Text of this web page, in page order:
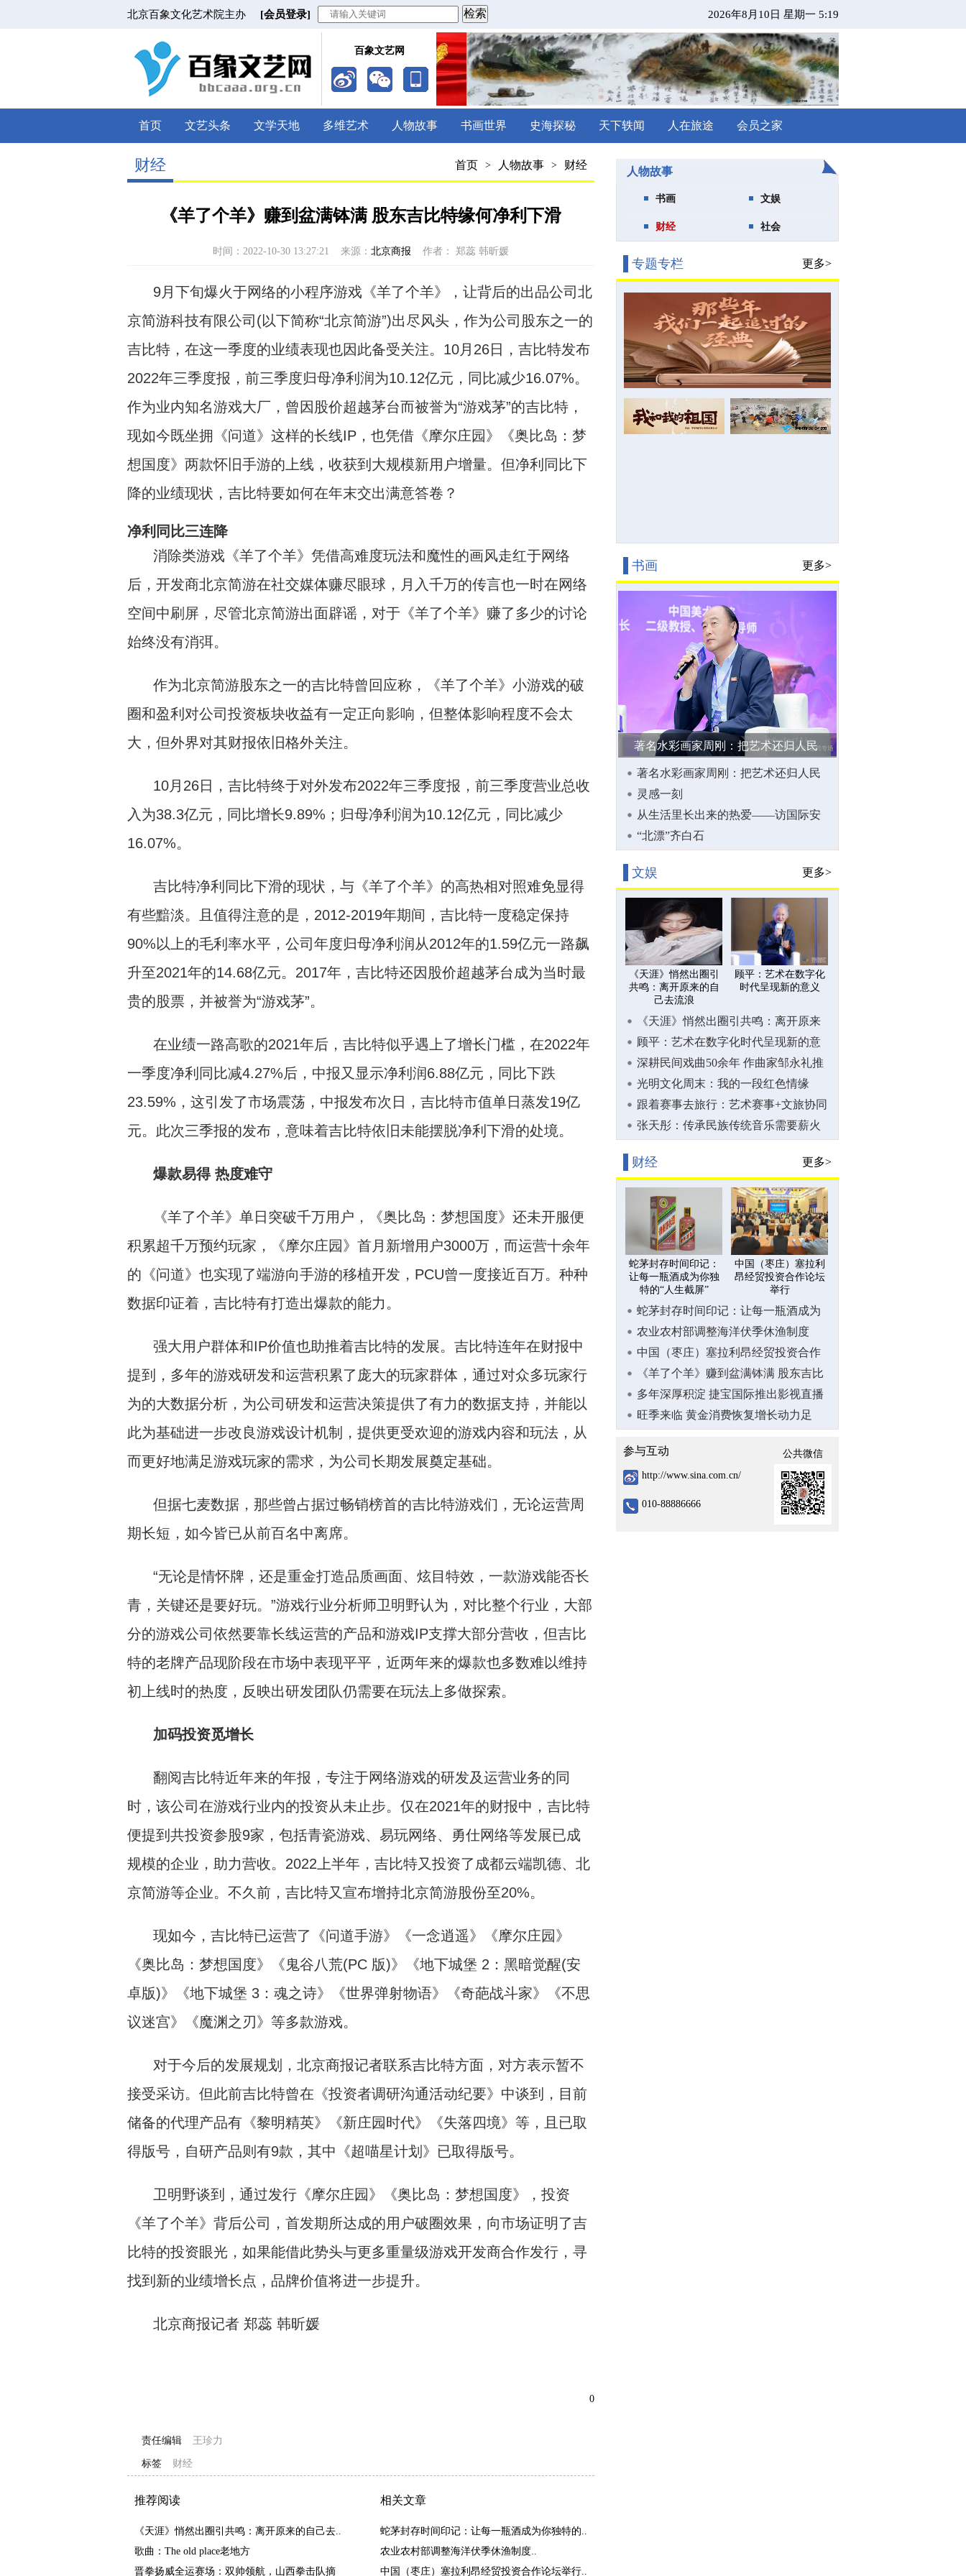
北京百象文化艺术院主办 [会员登录] 2026年8月10日 星期一 5:19
百象文艺网
首页 文艺头条 文学天地 多维艺术 人物故事 书画世界 史海探秘 天下轶闻 人在旅途 会员之家
财经 首页 > 人物故事 > 财经
《羊了个羊》赚到盆满钵满 股东吉比特缘何净利下滑
时间：2022-10-30 13:27:21 来源： 北京商报 作者： 郑蕊 韩昕媛
9月下旬爆火于网络的小程序游戏《羊了个羊》，让背后的出品公司北
京简游科技有限公司(以下简称“北京简游”)出尽风头，作为公司股东之一的
吉比特，在这一季度的业绩表现也因此备受关注。10月26日，吉比特发布
2022年三季度报，前三季度归母净利润为10.12亿元，同比减少16.07%。
作为业内知名游戏大厂，曾因股价超越茅台而被誉为“游戏茅”的吉比特，
现如今既坐拥《问道》这样的长线IP，也凭借《摩尔庄园》《奥比岛：梦
想国度》两款怀旧手游的上线，收获到大规模新用户增量。但净利同比下
降的业绩现状，吉比特要如何在年末交出满意答卷？
净利同比三连降
消除类游戏《羊了个羊》凭借高难度玩法和魔性的画风走红于网络
后，开发商北京简游在社交媒体赚尽眼球，月入千万的传言也一时在网络
空间中刷屏，尽管北京简游出面辟谣，对于《羊了个羊》赚了多少的讨论
始终没有消弭。
作为北京简游股东之一的吉比特曾回应称，《羊了个羊》小游戏的破
圈和盈利对公司投资板块收益有一定正向影响，但整体影响程度不会太
大，但外界对其财报依旧格外关注。
10月26日，吉比特终于对外发布2022年三季度报，前三季度营业总收
入为38.3亿元，同比增长9.89%；归母净利润为10.12亿元，同比减少
16.07%。
吉比特净利同比下滑的现状，与《羊了个羊》的高热相对照难免显得
有些黯淡。且值得注意的是，2012-2019年期间，吉比特一度稳定保持
90%以上的毛利率水平，公司年度归母净利润从2012年的1.59亿元一路飙
升至2021年的14.68亿元。2017年，吉比特还因股价超越茅台成为当时最
贵的股票，并被誉为“游戏茅”。
在业绩一路高歌的2021年后，吉比特似乎遇上了增长门槛，在2022年
一季度净利同比减4.27%后，中报又显示净利润6.88亿元，同比下跌
23.59%，这引发了市场震荡，中报发布次日，吉比特市值单日蒸发19亿
元。此次三季报的发布，意味着吉比特依旧未能摆脱净利下滑的处境。
爆款易得 热度难守
《羊了个羊》单日突破千万用户，《奥比岛：梦想国度》还未开服便
积累超千万预约玩家，《摩尔庄园》首月新增用户3000万，而运营十余年
的《问道》也实现了端游向手游的移植开发，PCU曾一度接近百万。种种
数据印证着，吉比特有打造出爆款的能力。
强大用户群体和IP价值也助推着吉比特的发展。吉比特连年在财报中
提到，多年的游戏研发和运营积累了庞大的玩家群体，通过对众多玩家行
为的大数据分析，为公司研发和运营决策提供了有力的数据支持，并能以
此为基础进一步改良游戏设计机制，提供更受欢迎的游戏内容和玩法，从
而更好地满足游戏玩家的需求，为公司长期发展奠定基础。
但据七麦数据，那些曾占据过畅销榜首的吉比特游戏们，无论运营周
期长短，如今皆已从前百名中离席。
“无论是情怀牌，还是重金打造品质画面、炫目特效，一款游戏能否长
青，关键还是要好玩。”游戏行业分析师卫明野认为，对比整个行业，大部
分的游戏公司依然要靠长线运营的产品和游戏IP支撑大部分营收，但吉比
特的老牌产品现阶段在市场中表现平平，近两年来的爆款也多数难以维持
初上线时的热度，反映出研发团队仍需要在玩法上多做探索。
加码投资觅增长
翻阅吉比特近年来的年报，专注于网络游戏的研发及运营业务的同
时，该公司在游戏行业内的投资从未止步。仅在2021年的财报中，吉比特
便提到共投资参股9家，包括青瓷游戏、易玩网络、勇仕网络等发展已成
规模的企业，助力营收。2022上半年，吉比特又投资了成都云端凯德、北
京简游等企业。不久前，吉比特又宣布增持北京简游股份至20%。
现如今，吉比特已运营了《问道手游》《一念逍遥》《摩尔庄园》
《奥比岛：梦想国度》《鬼谷八荒(PC 版)》《地下城堡 2：黑暗觉醒(安
卓版)》《地下城堡 3：魂之诗》《世界弹射物语》《奇葩战斗家》《不思
议迷宫》《魔渊之刃》等多款游戏。
对于今后的发展规划，北京商报记者联系吉比特方面，对方表示暂不
接受采访。但此前吉比特曾在《投资者调研沟通活动纪要》中谈到，目前
储备的代理产品有《黎明精英》《新庄园时代》《失落四境》等，且已取
得版号，自研产品则有9款，其中《超喵星计划》已取得版号。
卫明野谈到，通过发行《摩尔庄园》《奥比岛：梦想国度》，投资
《羊了个羊》背后公司，首发期所达成的用户破圈效果，向市场证明了吉
比特的投资眼光，如果能借此势头与更多重量级游戏开发商合作发行，寻
找到新的业绩增长点，品牌价值将进一步提升。
北京商报记者 郑蕊 韩昕媛
责任编辑 王珍力
标签 财经
0
推荐阅读
《天涯》悄然出圈引共鸣：离开原来的自己去..
歌曲：The old place老地方
晋拳扬威全运赛场：双帅领航，山西拳击队摘
相关文章
蛇茅封存时间印记：让每一瓶酒成为你独特的..
农业农村部调整海洋伏季休渔制度..
中国（枣庄）塞拉利昂经贸投资合作论坛举行..
人物故事
书画 文娱
财经 社会
专题专栏 更多>
书画 更多>
著名水彩画家周刚：把艺术还归人民
著名水彩画家周刚：把艺术还归人民
灵感一刻
从生活里长出来的热爱——访国际安
徒生奖插画家奖得主蔡皋
“北漂”齐白石
文娱 更多>
《天涯》悄然出圈引
共鸣：离开原来的自
己去流浪
顾平：艺术在数字化
时代呈现新的意义
《天涯》悄然出圈引共鸣：离开原来
的自己去流浪
顾平：艺术在数字化时代呈现新的意
义
深耕民间戏曲50余年 作曲家邹永礼推
出首张歌曲作品集
光明文化周末：我的一段红色情缘
跟着赛事去旅行：艺术赛事+文旅协同
发展
张天彤：传承民族传统音乐需要薪火
相传的力量
财经 更多>
蛇茅封存时间印记：
让每一瓶酒成为你独
特的“人生截屏”
中国（枣庄）塞拉利
昂经贸投资合作论坛
举行
蛇茅封存时间印记：让每一瓶酒成为
你独特的“人生截屏”
农业农村部调整海洋伏季休渔制度
中国（枣庄）塞拉利昂经贸投资合作
论坛举行
《羊了个羊》赚到盆满钵满 股东吉比
特缘何净利下滑
多年深厚积淀 捷宝国际推出影视直播
专用灯MarsM200BI
​旺季来临 黄金消费恢复增长动力足
参与互动
http://www.sina.com.cn/
010-88886666
公共微信